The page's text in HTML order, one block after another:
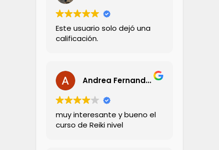
Este usuario solo dejó una
calificación.
Andrea Fernandez
muy interesante y bueno el
curso de Reiki nivel